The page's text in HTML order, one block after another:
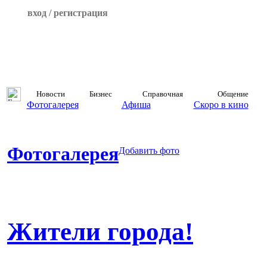
вход / регистрация
Новости Бизнес Справочная Общение
Фотогалерея Афиша Скоро в кино
ФотогалереяДобавить фото
Жители города!